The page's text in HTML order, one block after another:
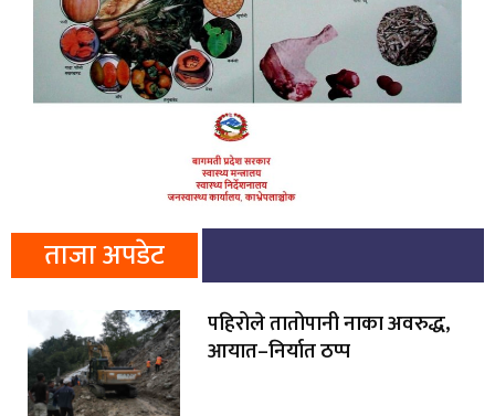
ताजा अपडेट
पहिरोले तातोपानी नाका अवरुद्ध,
आयात–निर्यात ठप्प